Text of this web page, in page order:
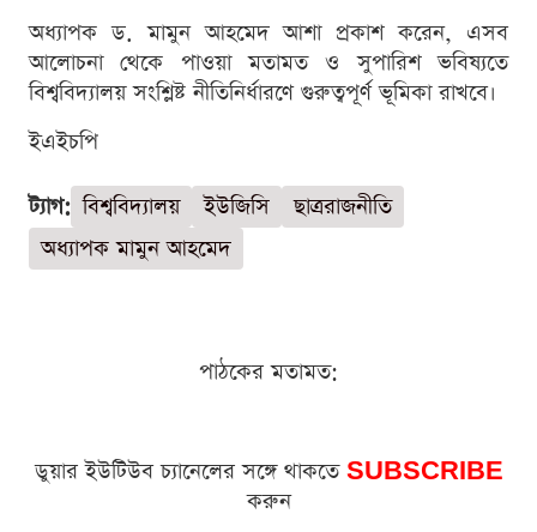
অধ্যাপক ড. মামুন আহমেদ আশা প্রকাশ করেন, এসব
আলোচনা থেকে পাওয়া মতামত ও সুপারিশ ভবিষ্যতে
বিশ্ববিদ্যালয় সংশ্লিষ্ট নীতিনির্ধারণে গুরুত্বপূর্ণ ভূমিকা রাখবে।
ইএইচপি
ট্যাগ: বিশ্ববিদ্যালয় ইউজিসি
ছাত্ররাজনীতি
অধ্যাপক মামুন আহমেদ
পাঠকের মতামত:
ডুয়ার ইউটিউব চ্যানেলের সঙ্গে থাকতে SUBSCRIBE
করুন